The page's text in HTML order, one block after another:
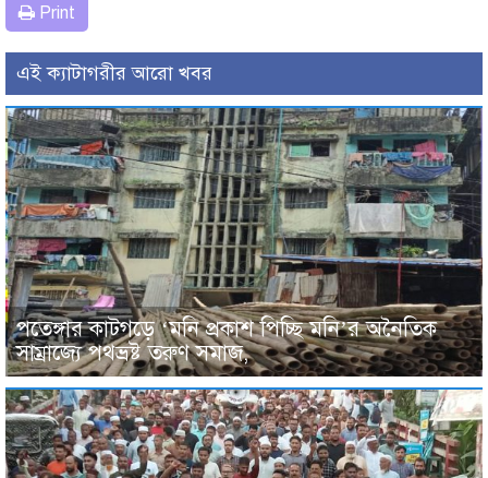
Print
এই ক্যাটাগরীর আরো খবর
পতেঙ্গার কাটগড়ে ‘মনি প্রকাশ পিচ্ছি মনি’র অনৈতিক
সাম্রাজ্যে পথভ্রষ্ট তরুণ সমাজ,